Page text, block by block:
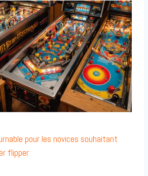
pour les novices souhaitant
flipper